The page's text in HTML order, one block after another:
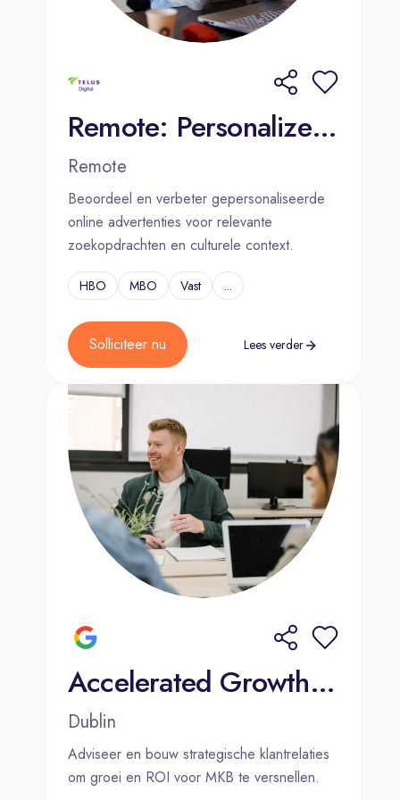
meebouwen aan de toekomst van
radio- en tv-media? Solliciteer dan
bevlogen specialisten!
Remote: Personalized Internet Ads Assessor - Dutch (NL)
Remote
Beoordeel en verbeter gepersonaliseerde
online advertenties voor relevante
zoekopdrachten en culturele context.
HBO MBO Vast ...
Solliciteer nu Lees verder
Accelerated Growth Consultant - Account Management (Dutch)
Dublin
Adviseer en bouw strategische klantrelaties
om groei en ROI voor MKB te versnellen.